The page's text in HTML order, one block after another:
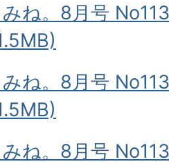
ね。8月号
ね。8月号
ね。8月号